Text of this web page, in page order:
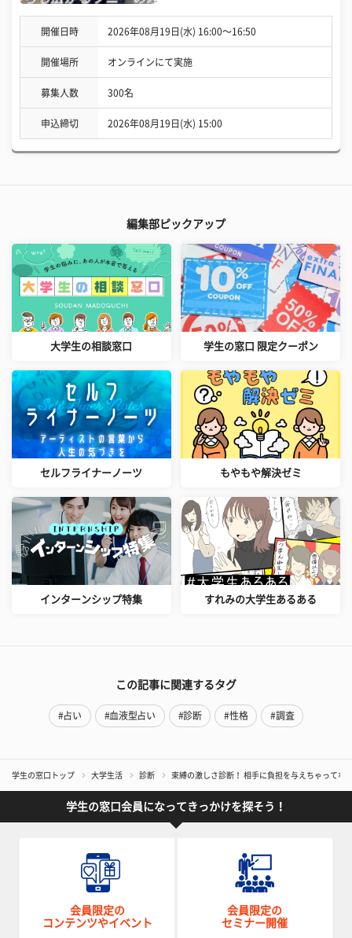
開催日時 2026年08月19日(水) 16:00〜16:50
開催場所 オンラインにて実施
募集人数 300名
申込締切 2026年08月19日(水) 15:00
編集部ピックアップ
大学生の相談窓口 学生の窓口 限定クーポン
セルフライナーノーツ もやもや解決ゼミ
インターンシップ特集 すれみの大学生あるある
この記事に関連するタグ
#占い #血液型占い #診断 #性格 #調査
学生の窓口トップ 大学生活 診断 束縛の激しさ診断！ 相手に負担を与えちゃってな
学生の窓口会員になってきっかけを探そう！
会員限定の
コンテンツやイベント
会員限定の
セミナー開催